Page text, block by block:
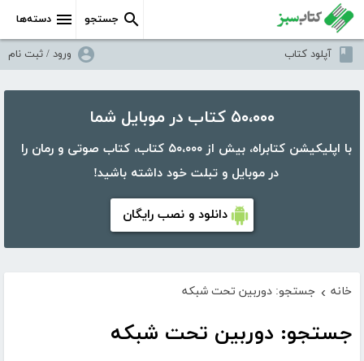
دسته‌ها جستجو
آپلود کتاب ورود / ثبت نام
۵۰،۰۰۰ کتاب در موبایل شما
با اپلیکیشن کتابراه، بیش از ۵۰،۰۰۰ کتاب، کتاب صوتی و رمان را
در موبایل و تبلت خود داشته باشید!
دانلود و نصب رایگان
خانه › جستجو: دوربین تحت شبکه
جستجو: دوربین تحت شبکه